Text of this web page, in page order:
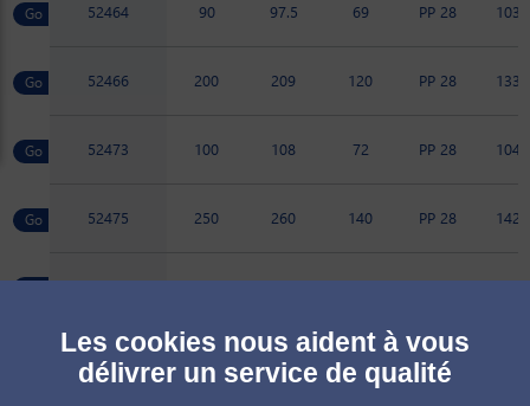
52464 90 97.5 69 PP 28
52466 200 209 120 PP 28
52473 100 108 72 PP 28
52475 250 260 140 PP 28
52515 1000 1020 470 PP 28 217
52517 500 512 240 PP 28
Les cookies nous aident à vous
délivrer un service de qualité